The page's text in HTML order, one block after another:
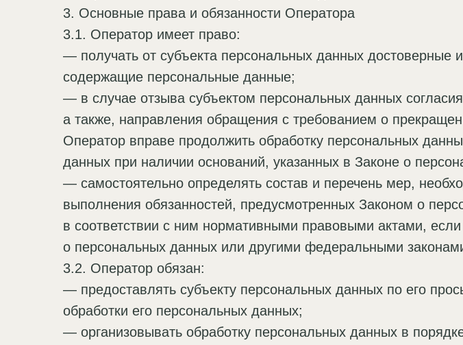
3. Основные права и обязанности Оператора
3.1. Оператор имеет право:
— получать от субъекта персональных данных
содержащие персональные данные;
— в случае отзыва субъектом персональных данных
а также, направления обращения с требованием о
Оператор вправе продолжить обработку персональных
данных при наличии оснований, указанных в Законе о
— самостоятельно определять состав и перечень мер,
выполнения обязанностей, предусмотренных Законом о
в соответствии с ним нормативными правовыми актами,
о персональных данных или другими федеральными
3.2. Оператор обязан:
— предоставлять субъекту персональных данных по его
обработки его персональных данных;
— организовывать обработку персональных данных в